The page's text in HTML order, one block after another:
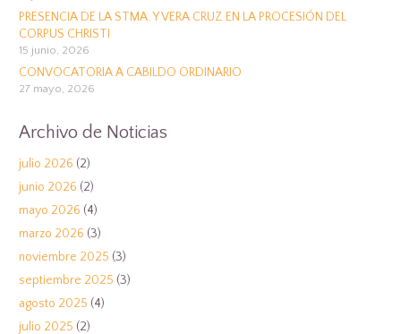
PRESENCIA DE LA STMA. Y VERA CRUZ EN LA PROCESIÓN DEL
CORPUS CHRISTI
15 junio, 2026
CONVOCATORIA A CABILDO ORDINARIO
27 mayo, 2026
Archivo de Noticias
julio 2026 (2)
junio 2026 (2)
mayo 2026 (4)
marzo 2026 (3)
noviembre 2025 (3)
septiembre 2025 (3)
agosto 2025 (4)
julio 2025 (2)